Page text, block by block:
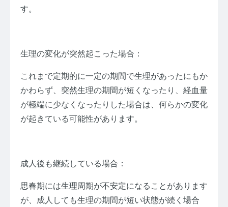
す。
生理の変化が突然起こった場合：
これまで定期的に一定の期間で生理があったにもか
かわらず、突然生理の期間が短くなったり、経血量
が極端に少なくなったりした場合は、何らかの変化
が起きている可能性があります。
成人後も継続している場合：
思春期には生理周期が不安定になることがあります
が、成人しても生理の期間が短い状態が続く場合